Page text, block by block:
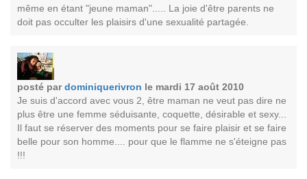
même en étant "jeune maman"..... La joie d'être parents ne
doit pas occulter les plaisirs d'une sexualité partagée.
posté pardominiquerivron le mardi 17 août 2010
Je suis d'accord avec vous 2, être maman ne veut pas dire ne
plus être une femme séduisante, coquette, désirable et sexy...
Il faut se réserver des moments pour se faire plaisir et se faire
belle pour son homme.... pour que le flamme ne s'éteigne pas
!!!